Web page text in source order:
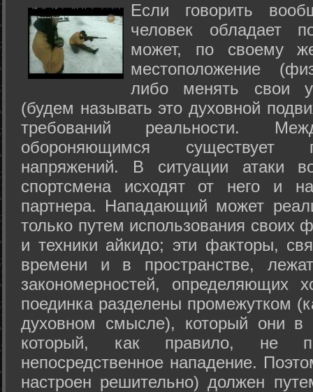
Если говорить
человек обладает
может, по своему
местоположение
либо менять свои
(будем называть это духовной
требований реальности.
обороняющимся существует
напряжений. В ситуации атаки
спортсмена исходят от него и
партнера. Нападающий может
только путем использования своих
и техники айкидо; эти факторы,
времени и в пространстве,
закономерностей, определяющих
поединка разделены промежутком
духовном смысле), который они в
который, как правило, не
непосредственное нападение.
настроен решительно) должен